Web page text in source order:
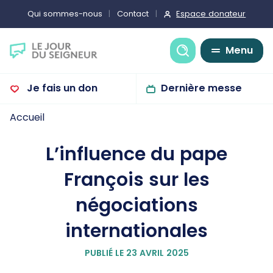
Qui sommes-nous Contact Espace donateur
Recherche
Menu
Je fais un don Dernière messe
Accueil
L’influence du pape
François sur les
négociations
internationales
PUBLIÉ LE 23 AVRIL 2025